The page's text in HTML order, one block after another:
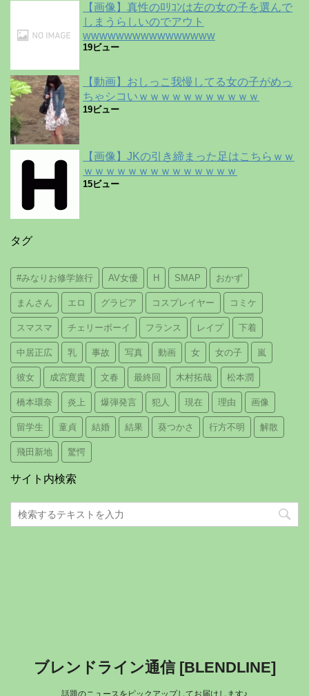
【画像】真性のﾛﾘｺﾝは左の女の子を選んで
しまうらしいのでアウト
wwwwwwwwwwwwwwww
19ビュー
【動画】おしっこ我慢してる女の子がめっ
ちゃシコいｗｗｗｗｗｗｗｗｗｗｗ
19ビュー
【画像】JKの引き締まった足はこちらｗｗ
ｗｗｗｗｗｗｗｗｗｗｗｗｗｗ
15ビュー
タグ
#みなりお修学旅行 AV女優 H SMAP おかず
まんさん エロ グラビア コスプレイヤー コミケ
スマスマ チェリーボーイ フランス レイプ 下着
中居正広 乳 事故 写真 動画 女 女の子 嵐
彼女 成宮寛貴 文春 最終回 木村拓哉 松本潤
橋本環奈 炎上 爆弾発言 犯人 現在 理由 画像
留学生 童貞 結婚 結果 葵つかさ 行方不明 解散
飛田新地 驚愕
サイト内検索
ブレンドライン通信 [BLENDLINE]
話題のニュースをピックアップしてお届けします♪